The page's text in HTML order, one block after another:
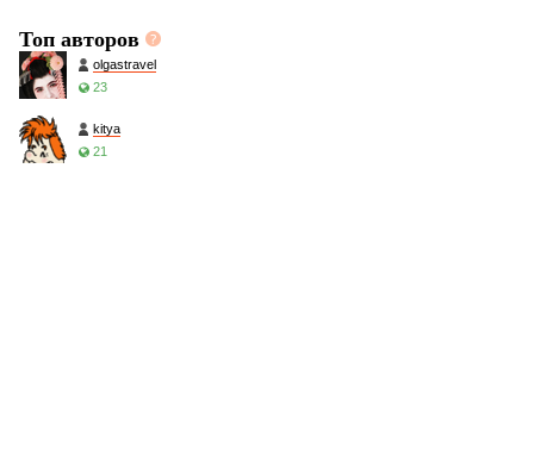
Топ авторов
olgastravel
23
kitya
21